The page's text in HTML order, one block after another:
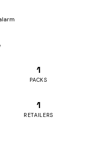
1
PACKS
1
RETAILERS